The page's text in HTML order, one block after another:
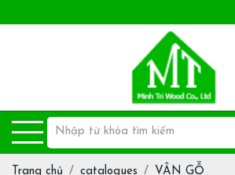
Trang chủ catalogues
VÂN GỖ